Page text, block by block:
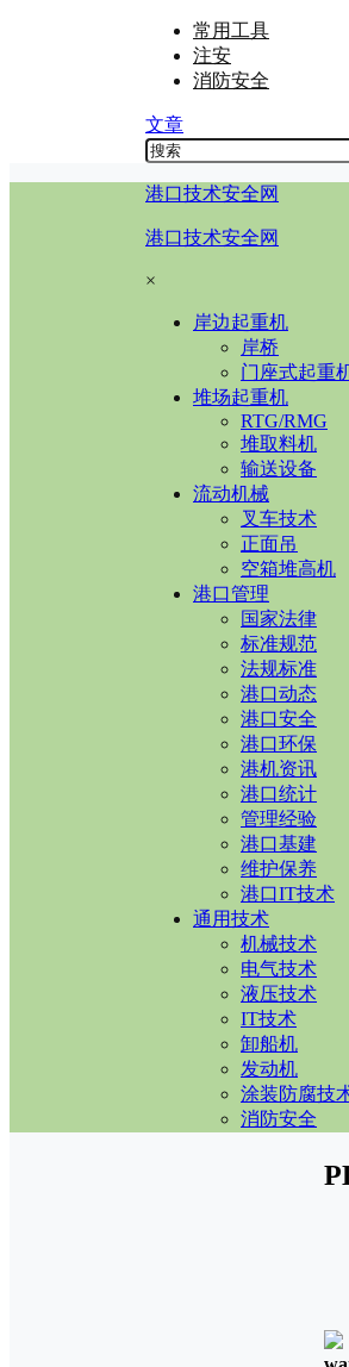
常用工具
注安
消防安全
文章
港口技术安全网
港口技术安全网
×
岸边起重机
岸桥
门座式起重
堆场起重机
RTG/RMG
堆取料机
输送设备
流动机械
叉车技术
正面吊
空箱堆高机
港口管理
国家法律
标准规范
法规标准
港口动态
港口安全
港口环保
港机资讯
港口统计
管理经验
港口基建
维护保养
港口IT技术
通用技术
机械技术
电气技术
液压技术
IT技术
卸船机
发动机
涂装防腐技
消防安全